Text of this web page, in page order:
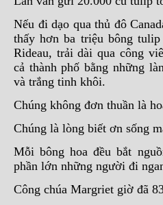
Nếu đi dạo qua thủ đô
thấy hơn ba triệu bông
Rideau, trải dài qua công
cả thành phố bằng những
và trắng tinh khôi.
Chúng không đơn thuần là
Chúng là lòng biết ơn sống
Mỗi bông hoa đều bắt
phần lớn những người đi
Công chúa Margriet giờ đã